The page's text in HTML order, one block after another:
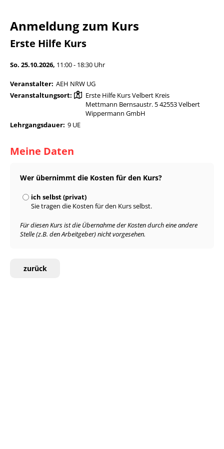
Anmeldung zum Kurs
Erste Hilfe Kurs
So. 25.10.2026, 11:00 - 18:30 Uhr
Veranstalter: AEH NRW UG
Veranstaltungsort:
Erste Hilfe Kurs Velbert Kreis
Mettmann Bernsaustr. 5 42553 Velbert
Wippermann GmbH
Lehrgangsdauer: 9 UE
Meine Daten
Wer übernimmt die Kosten für den Kurs?
ich selbst (privat)
Sie tragen die Kosten für den Kurs selbst.
Für diesen Kurs ist die Übernahme der Kosten durch eine andere
Stelle (z.B. den Arbeitgeber) nicht vorgesehen.
zurück